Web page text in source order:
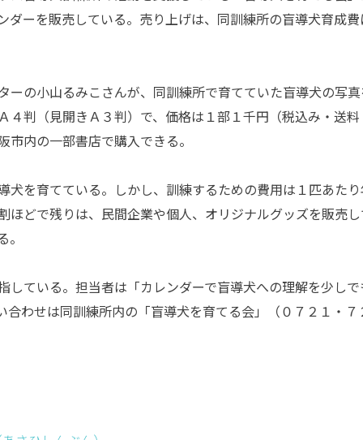
ダーを販売している。売り上げは、同訓練所の盲導犬育成
の小山るみこさんが、同訓練所で育てていた盲導犬の写
４判（見開きＡ３判）で、価格は１部１千円（税込み・送料
内の一部書店で購入できる。
を育てている。しかし、訓練するための費用は１匹あた
ほどで残りは、民間企業や個人、オリジナルグッズを販売
ている。担当者は「カレンダーで盲導犬への理解を少しで
合わせは同訓練所内の「盲導犬を育てる会」（０７２１・７